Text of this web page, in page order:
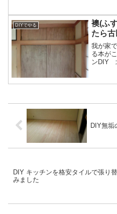
れたり
を捨て
よう再
してい
DIYでやる
襖(ふ
たら
我が家
る本が
ンDIY
まの加
ズと共
DIY無垢
DIY キッチンを格安タイルで張り
みました